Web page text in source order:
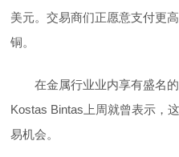
美元。交易商们正愿意支付更
铜。
在金属行业业内享有盛名的
Kostas Bintas上周就曾表示，
易机会。